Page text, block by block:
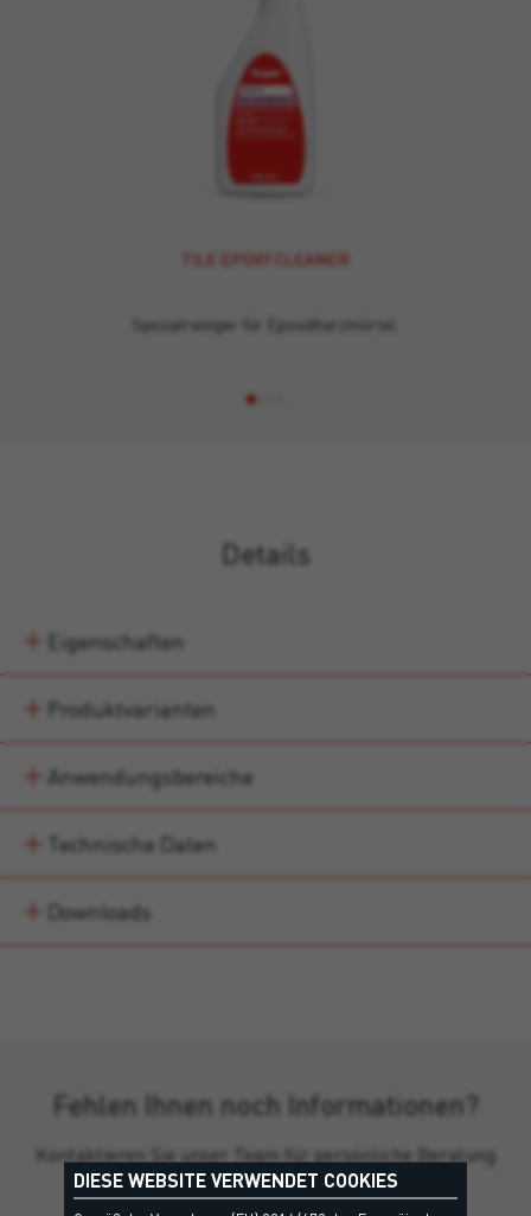
TILE EPOXY CLEANER
Spezialreiniger für Epoxidharzmörtel.
Details
Eigenschaften
Produktvarianten
Anwendungsbereiche
Technische Daten
Downloads
Fehlen Ihnen noch Informationen?
Kontaktieren Sie unser Team für persönliche Beratung
und Produkthinweise.
DIESE WEBSITE VERWENDET COOKIES